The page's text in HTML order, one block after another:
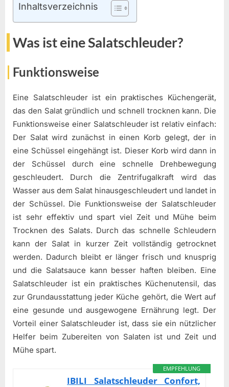
Inhaltsverzeichnis
Was ist eine Salatschleuder?
Funktionsweise
Eine Salatschleuder ist ein praktisches Küchengerät,
das den Salat gründlich und schnell trocknen kann. Die
Funktionsweise einer Salatschleuder ist relativ einfach:
Der Salat wird zunächst in einen Korb gelegt, der in
eine Schüssel eingehängt ist. Dieser Korb wird dann in
der Schüssel durch eine schnelle Drehbewegung
geschleudert. Durch die Zentrifugalkraft wird das
Wasser aus dem Salat hinausgeschleudert und landet in
der Schüssel. Die Funktionsweise der Salatschleuder
ist sehr effektiv und spart viel Zeit und Mühe beim
Trocknen des Salats. Durch das schnelle Schleudern
kann der Salat in kurzer Zeit vollständig getrocknet
werden. Dadurch bleibt er länger frisch und knusprig
und die Salatsauce kann besser haften bleiben. Eine
Salatschleuder ist ein praktisches Küchenutensil, das
zur Grundausstattung jeder Küche gehört, die Wert auf
eine gesunde und ausgewogene Ernährung legt. Der
Vorteil einer Salatschleuder ist, dass sie ein nützlicher
Helfer beim Zubereiten von Salaten ist und Zeit und
Mühe spart.
EMPFEHLUNG
IBILI Salatschleuder Confort,